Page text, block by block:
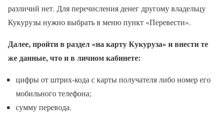
различий нет. Для перечисления денег другому владельцу
Кукурузы нужно выбрать в меню пункт «Перевести».
Далее, пройти в раздел «на карту Кукуруза» и внести те
же данные, что и в личном кабинете:
цифры от штрих-кода с карты получателя либо номер его
мобильного телефона;
сумму перевода.